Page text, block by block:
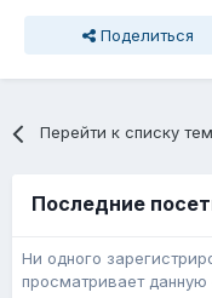
Поделиться
Перейти к списку тем
Последние
Ни одного
просматривает данную